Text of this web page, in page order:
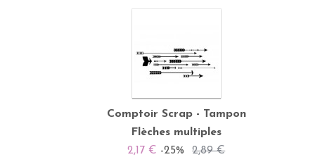
Comptoir Scrap - Tampon
Flèches multiples
2,17 € -25% 2,89 €